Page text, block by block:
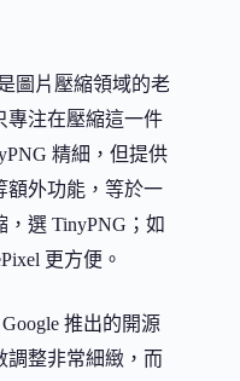
圖片壓縮領域的老
專注在壓縮這一件
精細，但提供
額外功能，等於一
選 TinyPNG；如
更方便。
推出的開源
調整非常細緻，而